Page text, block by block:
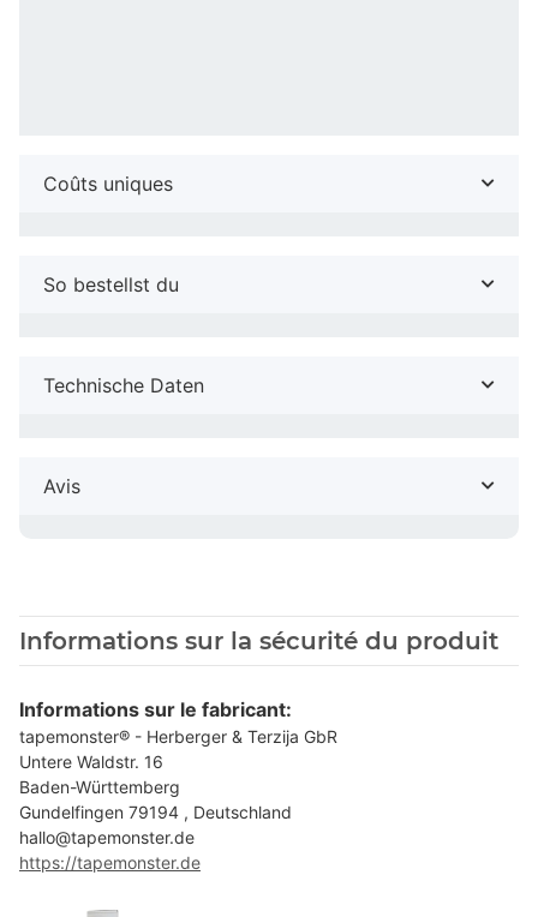
Coûts uniques
So bestellst du
Technische Daten
Avis
Informations sur la sécurité du produit
Informations sur le fabricant:
tapemonster® - Herberger & Terzija GbR
Untere Waldstr. 16
Baden-Württemberg
Gundelfingen 79194 , Deutschland
hallo@tapemonster.de
https://tapemonster.de